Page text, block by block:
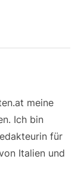
meine
Ich bin
für
Italien und